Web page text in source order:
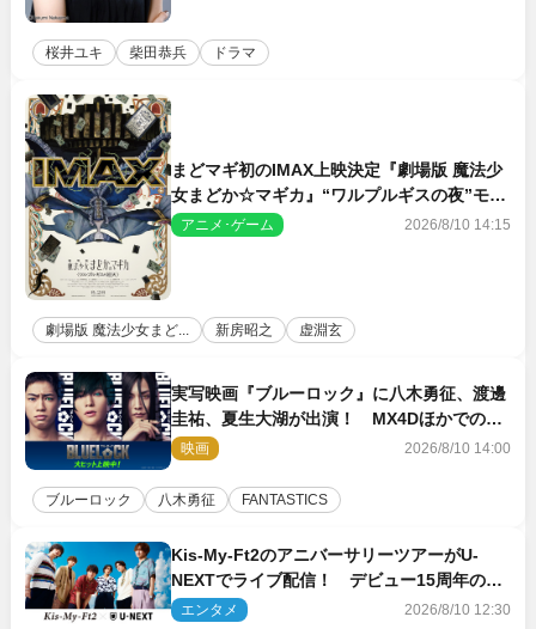
桜井ユキ 柴田恭兵 ドラマ
まどマギ初のIMAX上映決定『劇場版 魔法少
女まどか☆マギカ』“ワルプルギスの夜”モチ
ーフのIMAX版ポスターも完成
アニメ･ゲーム 2026/8/10 14:15
劇場版 魔法少女まど... 新房昭之 虚淵玄
実写映画『ブルーロック』に八木勇征、渡邊
圭祐、夏生大湖が出演！ MX4Dほかでの上
映＆応援上映も決定
映画 2026/8/10 14:00
ブルーロック 八木勇征 FANTASTICS
Kis‐My‐Ft2のアニバーサリーツアーがU‐
NEXTでライブ配信！ デビュー15周年の記
念日に開催される特別な公演
エンタメ 2026/8/10 12:30